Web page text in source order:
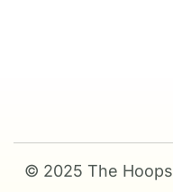
© 2025 The